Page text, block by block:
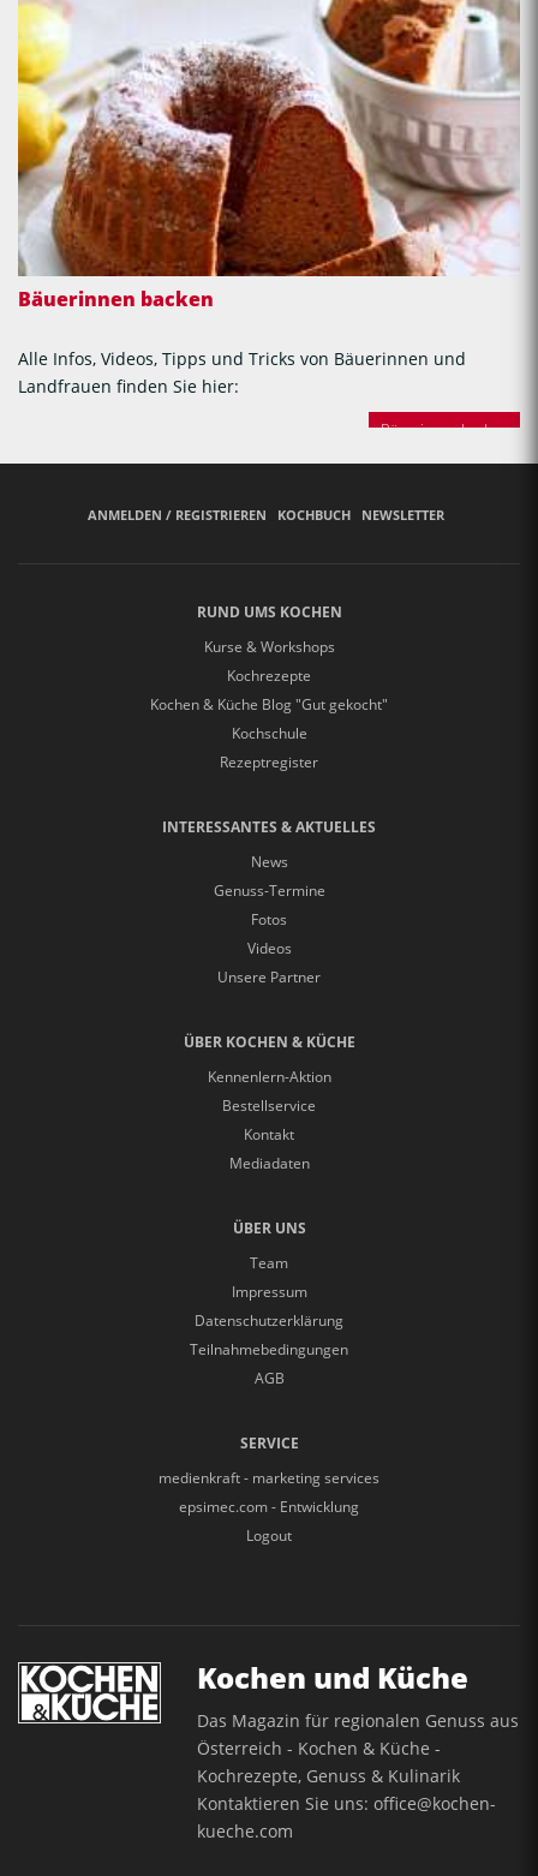
Bäuerinnen backen
Alle Infos, Videos, Tipps und Tricks von Bäuerinnen und
Landfrauen finden Sie hier:
Bäuerinnen backen
ANMELDEN / REGISTRIEREN KOCHBUCH NEWSLETTER
RUND UMS KOCHEN
Kurse & Workshops
Kochrezepte
Kochen & Küche Blog "Gut gekocht"
Kochschule
Rezeptregister
INTERESSANTES & AKTUELLES
News
Genuss-Termine
Fotos
Videos
Unsere Partner
ÜBER KOCHEN & KÜCHE
Kennenlern-Aktion
Bestellservice
Kontakt
Mediadaten
ÜBER UNS
Team
Impressum
Datenschutzerklärung
Teilnahmebedingungen
AGB
SERVICE
medienkraft - marketing services
epsimec.com - Entwicklung
Logout
Kochen und Küche
Das Magazin für regionalen Genuss aus
Österreich - Kochen & Küche -
Kochrezepte, Genuss & Kulinarik
Kontaktieren Sie uns:office@kochen-
kueche.com